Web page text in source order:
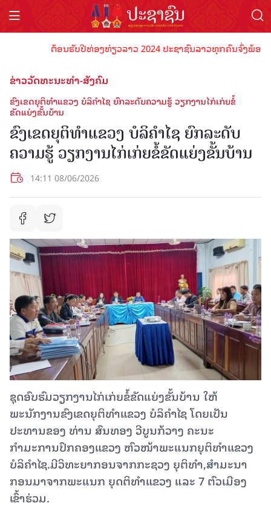
ຕ້ອນຮັບປີທ່ອງທ່ຽວລາວ 2024 ປະຊາຊົນລາວທຸກຄົນຈົ່ງພ້ອມເ
ຂ່າວວັດທະນະທຳ-ສັງຄົມ
ຂົງເຂດຍຸຕິທຳແຂວງ ບໍລິຄຳໄຊ ຍົກລະດັບຄວາມຮູ້ ວຽກງານໄກ່ເກ່ຍຂໍ້
ຂັດແຍ່ງຂັ້ນບ້ານ
ຂົງເຂດຍຸຕິທຳແຂວງ ບໍລິຄຳໄຊ ຍົກລະດັບ
ຄວາມຮູ້ ວຽກງານໄກ່ເກ່ຍຂໍ້ຂັດແຍ່ງຂັ້ນບ້ານ
14:11 08/06/2026
ຊຸດອົບຮົມວຽກງານໄກ່ເກ່ຍຂໍ້ຂັດແຍ່ງຂັ້ນບ້ານ ໃຫ້
ພະນັກງານຂົງເຂດຍຸຕິທຳແຂວງ ບໍລິຄຳໄຊ ໂດຍເປັນ
ປະທານຂອງ ທ່ານ ສົນທອງ ວີບູນກ້ວາງ ຄະນະ
ກຳມະການປົກຄອງແຂວງ ຫົວໜ້າພະແນກຍຸຕິທຳແຂວງ
ບໍລິຄຳໄຊ.ມີວິທະຍາກອນຈາກກະຊວງ ຍຸຕິທຳ,ສຳມະນາ
ກອນມາຈາກພະແນກ ຍຸດຕິທຳແຂວງ ແລະ 7 ຕົວເມືອງ
ເຂົ້າຮ່ວມ.